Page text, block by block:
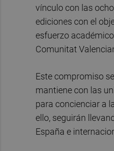
vínculo con las
ediciones con el
esfuerzo
Comunitat
Este compromiso
mantiene con las
para concienciar a
ello, seguirán
España e